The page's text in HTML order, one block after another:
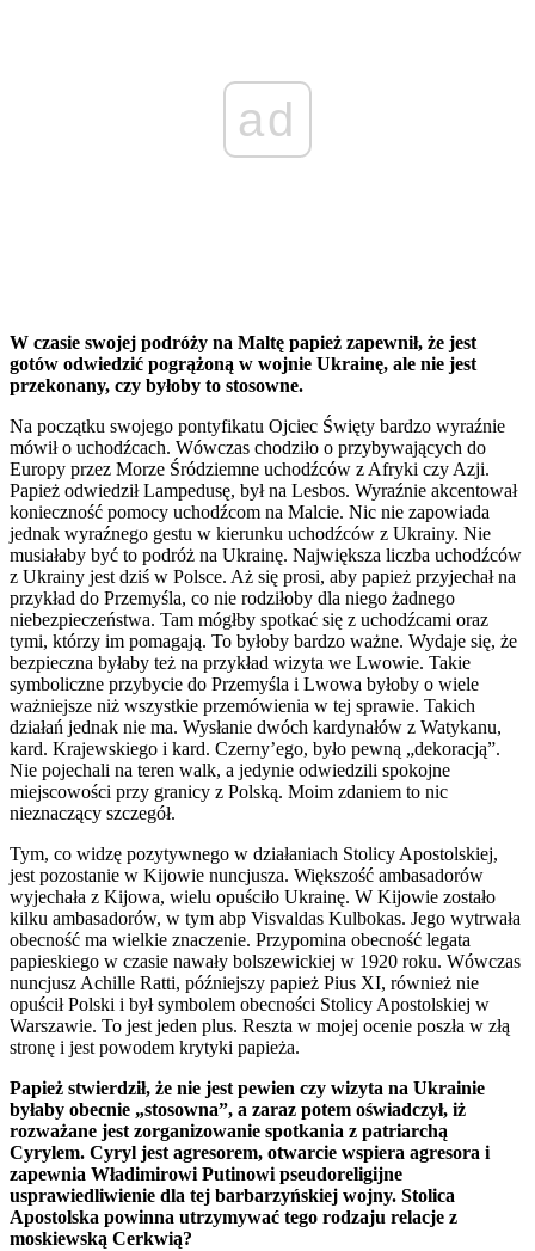
ad
W czasie swojej podróży na Maltę papież zapewnił, że jest
gotów odwiedzić pogrążoną w wojnie Ukrainę, ale nie jest
przekonany, czy byłoby to stosowne.
Na początku swojego pontyfikatu Ojciec Święty bardzo wyraźnie
mówił o uchodźcach. Wówczas chodziło o przybywających do
Europy przez Morze Śródziemne uchodźców z Afryki czy Azji.
Papież odwiedził Lampedusę, był na Lesbos. Wyraźnie akcentował
konieczność pomocy uchodźcom na Malcie. Nic nie zapowiada
jednak wyraźnego gestu w kierunku uchodźców z Ukrainy. Nie
musiałaby być to podróż na Ukrainę. Największa liczba uchodźców
z Ukrainy jest dziś w Polsce. Aż się prosi, aby papież przyjechał na
przykład do Przemyśla, co nie rodziłoby dla niego żadnego
niebezpieczeństwa. Tam mógłby spotkać się z uchodźcami oraz
tymi, którzy im pomagają. To byłoby bardzo ważne. Wydaje się, że
bezpieczna byłaby też na przykład wizyta we Lwowie. Takie
symboliczne przybycie do Przemyśla i Lwowa byłoby o wiele
ważniejsze niż wszystkie przemówienia w tej sprawie. Takich
działań jednak nie ma. Wysłanie dwóch kardynałów z Watykanu,
kard. Krajewskiego i kard. Czerny’ego, było pewną „dekoracją”.
Nie pojechali na teren walk, a jedynie odwiedzili spokojne
miejscowości przy granicy z Polską. Moim zdaniem to nic
nieznaczący szczegół.
Tym, co widzę pozytywnego w działaniach Stolicy Apostolskiej,
jest pozostanie w Kijowie nuncjusza. Większość ambasadorów
wyjechała z Kijowa, wielu opuściło Ukrainę. W Kijowie zostało
kilku ambasadorów, w tym abp Visvaldas Kulbokas. Jego wytrwała
obecność ma wielkie znaczenie. Przypomina obecność legata
papieskiego w czasie nawały bolszewickiej w 1920 roku. Wówczas
nuncjusz Achille Ratti, późniejszy papież Pius XI, również nie
opuścił Polski i był symbolem obecności Stolicy Apostolskiej w
Warszawie. To jest jeden plus. Reszta w mojej ocenie poszła w złą
stronę i jest powodem krytyki papieża.
Papież stwierdził, że nie jest pewien czy wizyta na Ukrainie
byłaby obecnie „stosowna”, a zaraz potem oświadczył, iż
rozważane jest zorganizowanie spotkania z patriarchą
Cyrylem. Cyryl jest agresorem, otwarcie wspiera agresora i
zapewnia Władimirowi Putinowi pseudoreligijne
usprawiedliwienie dla tej barbarzyńskiej wojny. Stolica
Apostolska powinna utrzymywać tego rodzaju relacje z
moskiewską Cerkwią?